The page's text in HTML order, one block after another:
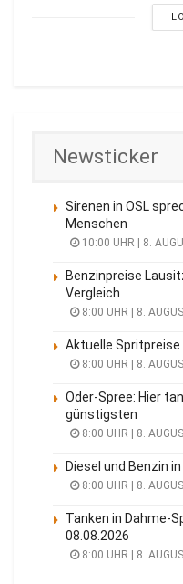
Newsticker
Sirenen in OSL
Menschen
10:00 UHR | 8.
Benzinpreise
Vergleich
8:00 UHR | 8.
Aktuelle
8:00 UHR | 8.
Oder-Spree: Hier
günstigsten
8:00 UHR | 8.
Diesel und Benzin
8:00 UHR | 8.
Tanken in Dahme-
08.08.2026
8:00 UHR | 8.